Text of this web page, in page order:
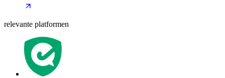
relevante platformen